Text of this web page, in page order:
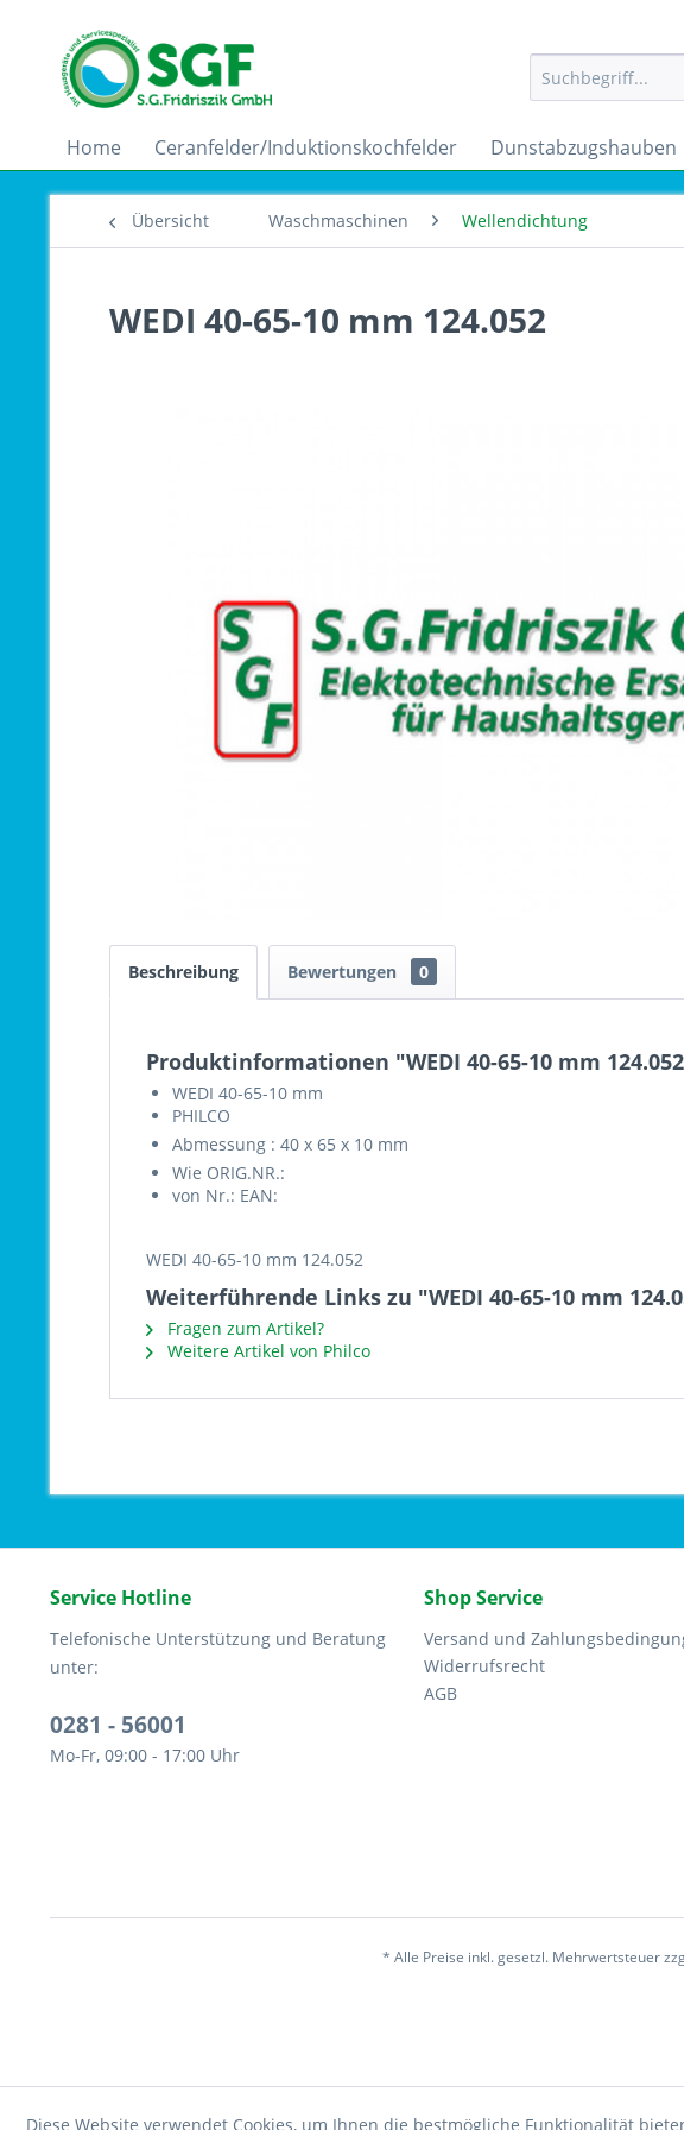
Home Ceranfelder/Induktionskochfelder Dunstabzugshauben
Übersicht Waschmaschinen Wellendichtung
WEDI 40-65-10 mm 124.052
Beschreibung Bewertungen 0
Produktinformationen "WEDI 40-65-10 mm
WEDI 40-65-10 mm
PHILCO
Abmessung : 40 x 65 x 10 mm
Wie ORIG.NR.:
von Nr.: EAN:
WEDI 40-65-10 mm 124.052
Weiterführende Links zu "WEDI 40-65-10 mm
Fragen zum Artikel?
Weitere Artikel von Philco
Service Hotline
Telefonische Unterstützung und Beratung
unter:
0281 - 56001
Mo-Fr, 09:00 - 17:00 Uhr
Shop Service
Versand und
Widerrufsrecht
AGB
* Alle Preise inkl. gesetzl. Mehrwertsteuer
Diese Website verwendet Cookies, um Ihnen die bestmögliche Funktionalität